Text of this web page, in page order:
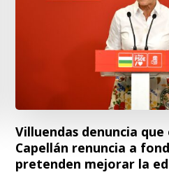
Villuendas denuncia
Capellán renuncia a
pretenden mejorar la